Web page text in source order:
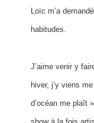
Loïc m’a
habitudes.
J’aime venir y
hiver, j’y viens
d’océan me plaît